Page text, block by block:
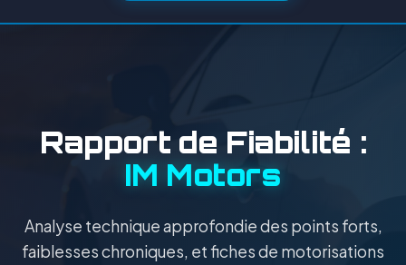
Rapport de Fiabilité :
IM Motors
Analyse technique approfondie des points forts,
faiblesses chroniques, et fiches de motorisations